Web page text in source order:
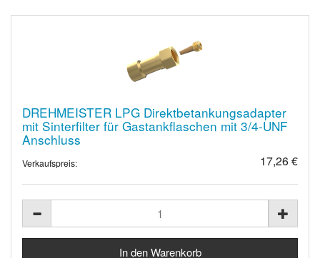
DREHMEISTER LPG Direktbetankungsadapter
mit Sinterfilter für Gastankflaschen mit 3/4-UNF
Anschluss
Verkaufspreis: 17,26 €